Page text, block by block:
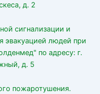
д. 2
сигнализации и
эвакуацией людей при
по адресу: г.
д. 5
пожаротушения.